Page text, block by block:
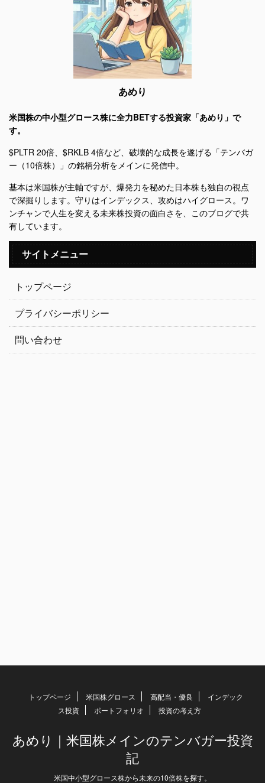
あめり
米国株の中小型グロース株に全力BETする投資家「あめり」で
す。
$PLTR 20倍、$RKLB 4倍など、破壊的な成長を遂げる「テンバガ
ー（10倍株）」の銘柄分析をメインに発信中。
基本は米国株が主軸ですが、爆発力を秘めた日本株も独自の視点
で深掘りします。守りはインデックス、攻めはハイグロース。ワ
ンチャンで人生を変える未来株投資の面白さを、このブログで共
有しています。
サイトメニュー
トップページ
プライバシーポリシー
問い合わせ
トップページ 米国株グロース 高配当・優良
インデック
ス投資
ポートフォリオ 投資の考え方
あめり｜米国株メインのテンバガー投資
記
米国中小型グロース株から未来の10倍株を探す。